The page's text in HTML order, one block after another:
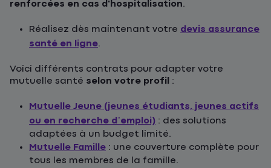
renforcées en cas d'hospitalisation.
Réalisez dès maintenant votre devis assurance
santé en ligne.
Voici différents contrats pour adapter votre
mutuelle santé selon votre profil :
Mutuelle Jeune (jeunes étudiants, jeunes actifs
ou en recherche d’emploi) : des solutions
adaptées à un budget limité.
Mutuelle Famille : une couverture complète pour
tous les membres de la famille.